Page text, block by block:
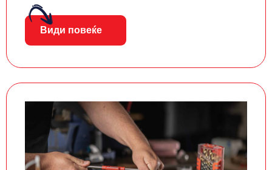
Види повеќе